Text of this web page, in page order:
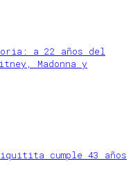
a 22 años del
Madonna y
cumple 43 años